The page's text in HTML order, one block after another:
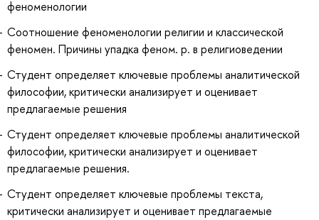
феноменологии
Соотношение феноменологии религии и классической
феномен. Причины упадка феном. р. в религиоведении
Студент определяет ключевые проблемы аналитической
философии, критически анализирует и оценивает
предлагаемые решения
Студент определяет ключевые проблемы аналитической
философии, критически анализирует и оценивает
предлагаемые решения.
Студент определяет ключевые проблемы текста,
критически анализирует и оценивает предлагаемые